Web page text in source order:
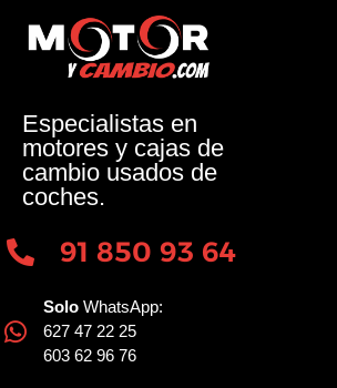
Especialistas en
motores y cajas de
cambio usados de
coches.
91 850 93 64
Solo WhatsApp:
627 47 22 25
603 62 96 76